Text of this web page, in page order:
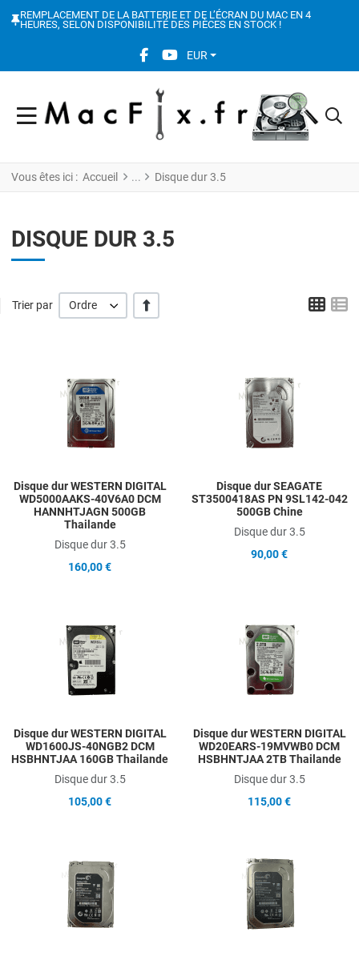
REMPLACEMENT DE LA BATTERIE ET DE L’ÉCRAN DU MAC EN 4
HEURES, SELON DISPONIBILITÉ DES PIÈCES EN STOCK !
FACEBOOK SOCIAL LINK
YOUTUBE SOCIAL LINK
EUR
Vous êtes ici : Accueil Disque dur 3.5
DISQUE DUR 3.5
Trier par Ordre ' +/-' Grid
Add to Compare
Disque dur WESTERN DIGITAL
WD5000AAKS-40V6A0 DCM
HANNHTJAGN 500GB
Thailande
Disque dur 3.5
160,00 €
Disque dur SEAGATE
ST3500418AS PN 9SL142-042
500GB Chine
Disque dur 3.5
90,00 €
Add to Compare
Disque dur WESTERN DIGITAL
WD1600JS-40NGB2 DCM
HSBHNTJAA 160GB Thailande
Disque dur 3.5
105,00 €
Disque dur WESTERN DIGITAL
WD20EARS-19MVWB0 DCM
HSBHNTJAA 2TB Thailande
Disque dur 3.5
115,00 €
Add to Compare